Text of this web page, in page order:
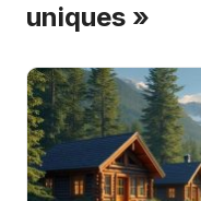
uniques »